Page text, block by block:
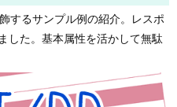
するサンプル例の紹介。レスポ
した。基本属性を活かして無駄